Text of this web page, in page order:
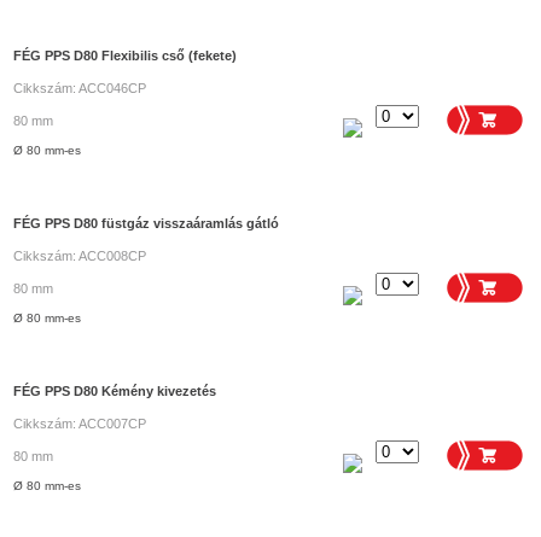
FÉG PPS D80 Flexibilis cső (fekete)
Cikkszám: ACC046CP
80 mm
Ø 80 mm-es
FÉG PPS D80 füstgáz visszaáramlás gátló
Cikkszám: ACC008CP
80 mm
Ø 80 mm-es
FÉG PPS D80 Kémény kivezetés
Cikkszám: ACC007CP
80 mm
Ø 80 mm-es